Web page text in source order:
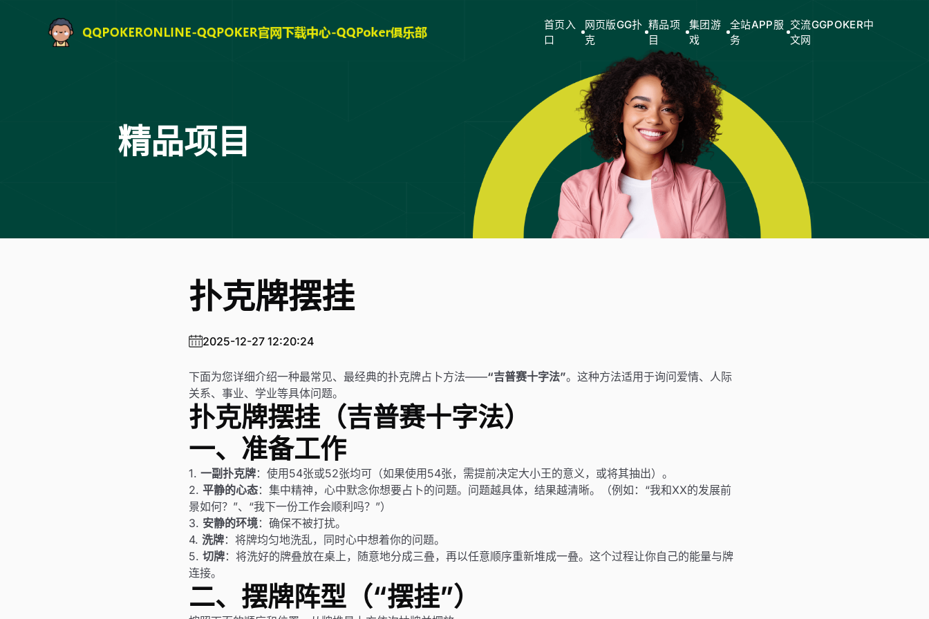
首页入
口
网页版GG扑
克
精品项
目
集团游
戏
全站APP服
务
交流GGPOKER中
文网
精品项目
扑克牌摆挂
2025-12-27 12:20:24
下面为您详细介绍一种最常见、最经典的扑克牌占卜方法——“吉普赛十字法”。这种方法适用于询问爱情、人际
关系、事业、学业等具体问题。
扑克牌摆挂（吉普赛十字法）
一、准备工作
1. 一副扑克牌：使用54张或52张均可（如果使用54张，需提前决定大小王的意义，或将其抽出）。
2. 平静的心态：集中精神，心中默念你想要占卜的问题。问题越具体，结果越清晰。（例如：“我和XX的发展前
景如何？”、“我下一份工作会顺利吗？”）
3. 安静的环境：确保不被打扰。
4. 洗牌：将牌均匀地洗乱，同时心中想着你的问题。
5. 切牌：将洗好的牌叠放在桌上，随意地分成三叠，再以任意顺序重新堆成一叠。这个过程让你自己的能量与牌
连接。
二、摆牌阵型（“摆挂”）